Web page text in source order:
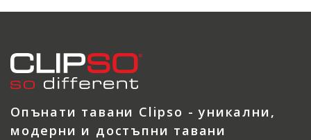
Опънати тавани Clipso - уникални,
модерни и достъпни тавани